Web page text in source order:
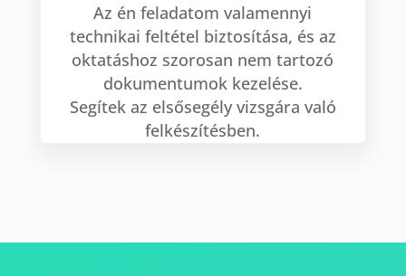
Az én feladatom valamennyi
technikai feltétel biztosítása, és az
oktatáshoz szorosan nem tartozó
dokumentumok kezelése.
Segítek az elsősegély vizsgára való
felkészítésben.